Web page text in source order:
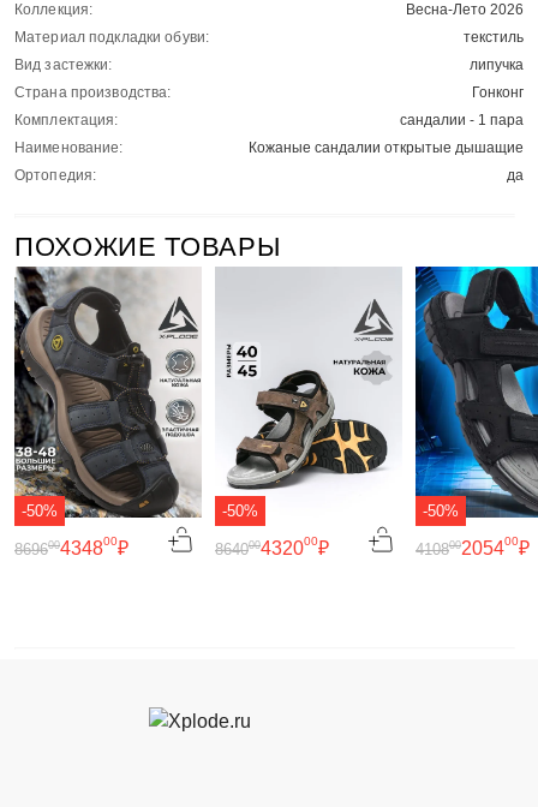
Коллекция:
Весна-Лето 2026
Материал подкладки обуви:
текстиль
Вид застежки:
липучка
Страна производства:
Гонконг
Комплектация:
сандалии - 1 пара
Наименование:
Кожаные сандалии открытые дышащие
Ортопедия:
да
ПОХОЖИЕ ТОВАРЫ
-50%
434800₽
869600
-50%
432000₽
864000
-50%
205400₽
410800